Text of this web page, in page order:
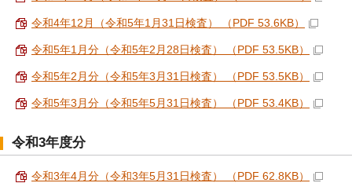
令和4年12月（令和5年1月31日検査） （PDF 53.6KB）
令和5年1月分（令和5年2月28日検査） （PDF 53.5KB）
令和5年2月分（令和5年3月31日検査） （PDF 53.5KB）
令和5年3月分（令和5年5月31日検査） （PDF 53.4KB）
令和3年度分
令和3年4月分（令和3年5月31日検査） （PDF 62.8KB）